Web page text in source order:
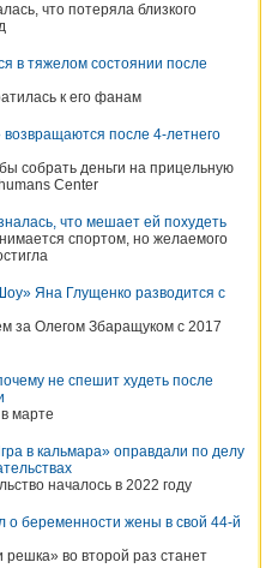
что потеряла близкого
в тяжелом состоянии после
к его фанам
после 4-летнего
собрать деньги на прицельную
Center
что мешает ей похудеть
спортом, но желаемого
Яна Глущенко разводится с
за Олегом Збаращуком с 2017
не спешит худеть после
марте
в кальмара» оправдали по делу
началось в 2022 году
о беременности жены в свой 44-й
во второй раз станет